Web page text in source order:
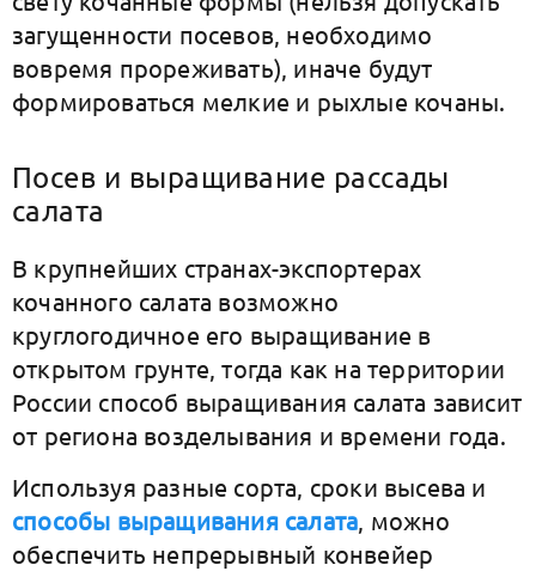
загущенности посевов, необходимо
вовремя прореживать), иначе будут
формироваться мелкие и рыхлые кочаны.
Посев и выращивание рассады
салата
В крупнейших странах-экспортерах
кочанного салата возможно
круглогодичное его выращивание в
открытом грунте, тогда как на территории
России способ выращивания салата зависит
от региона возделывания и времени года.
Используя разные сорта, сроки высева и
способы выращивания салата, можно
обеспечить непрерывный конвейер